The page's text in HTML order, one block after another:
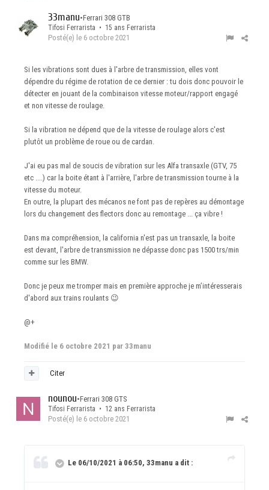
33manu•Ferrari 308 GTB
Tifosi Ferrarista • 15 ans Ferrarista
Posté(e) le 6 octobre 2021
Si les vibrations sont dues à l'arbre de transmission, elles vont
dépendre du régime de rotation de ce dernier : tu dois donc pouvoir le
détecter en jouant de la combinaison vitesse moteur/rapport engagé
et non vitesse de roulage.
Si la vibration ne dépend que de la vitesse de roulage alors c'est
plutôt un problème de roue ou de cardan.
J'ai eu pas mal de soucis de vibration sur les Alfa transaxle (GTV, 75
etc ....) car la boite étant à l'arrière, l'arbre de transmission tourne à la
vitesse du moteur.
En outre, la plupart des mécanos ne font pas de repères au démontage
lors du changement des flectors donc au remontage ... ça vibre !
Dans ma compréhension, la california n'est pas un transaxle, la boite
est devant, l'arbre de transmission ne dépasse donc pas 1500 trs/min
comme sur les BMW.
Donc je peux me tromper mais en première approche je m’intéresserais
d'abord aux trains roulants 😉
@+
Modifié le 6 octobre 2021 par 33manu
Citer
nounou•Ferrari 308 GTS
Tifosi Ferrarista • 12 ans Ferrarista
Posté(e) le 6 octobre 2021
Le 06/10/2021 à 06:50, 33manu a dit :